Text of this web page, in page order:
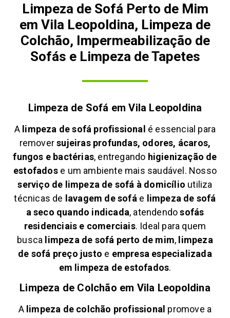
Limpeza de Sofá Perto de Mim
em Vila Leopoldina, Limpeza de
Colchão, Impermeabilização de
Sofás e Limpeza de Tapetes
Limpeza de Sofá emVila Leopoldina
A limpeza de sofá profissional é essencial para
removersujeiras profundas, odores, ácaros,
fungos e bactérias, entregando higienização de
estofadose um ambiente mais saudável. Nosso
serviço de limpeza de sofá à domicílio utiliza
técnicas de lavagem de sofá e limpeza de sofá
a seco quando indicada, atendendosofás
residenciais e comerciais. Ideal para quem
busca limpeza de sofá perto de mim, limpeza
de sofá preço justo e empresa especializada
em limpeza de estofados.
Limpeza de Colchão em Vila Leopoldina
A limpeza de colchão profissional promove a